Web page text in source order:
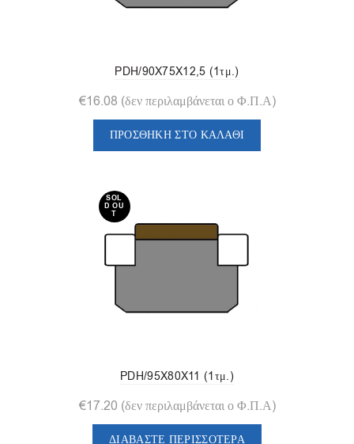
PDH/90X75X12,5 (1τμ.)
€16.08 (δεν περιλαμβάνεται ο Φ.Π.Α)
ΠΡΟΣΘΉΚΗ ΣΤΟ ΚΑΛΆΘΙ
SOL
D OU
T
PDH/95X80X11 (1τμ.)
€17.20 (δεν περιλαμβάνεται ο Φ.Π.Α)
ΔΙΑΒΆΣΤΕ ΠΕΡΙΣΣΌΤΕΡΑ